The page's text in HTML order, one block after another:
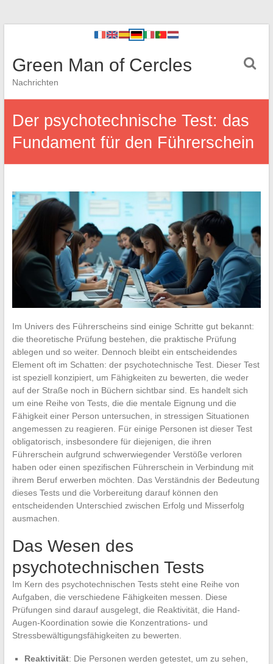
Green Man of Cercles
Nachrichten
Der psychotechnische Test: das
Fundament für den Führerschein
Im Univers des Führerscheins sind einige Schritte gut bekannt:
die theoretische Prüfung bestehen, die praktische Prüfung
ablegen und so weiter. Dennoch bleibt ein entscheidendes
Element oft im Schatten: der psychotechnische Test. Dieser Test
ist speziell konzipiert, um Fähigkeiten zu bewerten, die weder
auf der Straße noch in Büchern sichtbar sind. Es handelt sich
um eine Reihe von Tests, die die mentale Eignung und die
Fähigkeit einer Person untersuchen, in stressigen Situationen
angemessen zu reagieren. Für einige Personen ist dieser Test
obligatorisch, insbesondere für diejenigen, die ihren
Führerschein aufgrund schwerwiegender Verstöße verloren
haben oder einen spezifischen Führerschein in Verbindung mit
ihrem Beruf erwerben möchten. Das Verständnis der Bedeutung
dieses Tests und die Vorbereitung darauf können den
entscheidenden Unterschied zwischen Erfolg und Misserfolg
ausmachen.
Das Wesen des
psychotechnischen Tests
Im Kern des psychotechnischen Tests steht eine Reihe von
Aufgaben, die verschiedene Fähigkeiten messen. Diese
Prüfungen sind darauf ausgelegt, die Reaktivität, die Hand-
Augen-Koordination sowie die Konzentrations- und
Stressbewältigungsfähigkeiten zu bewerten.
Reaktivität: Die Personen werden getestet, um zu sehen,